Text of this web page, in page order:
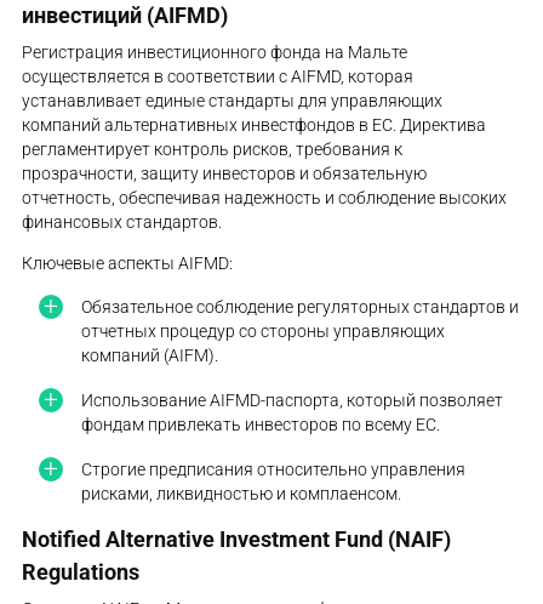
инвестиций (AIFMD)
Регистрация инвестиционного фонда на Мальте
осуществляется в соответствии с AIFMD, которая
устанавливает единые стандарты для управляющих
компаний альтернативных инвестфондов в ЕС. Директива
регламентирует контроль рисков, требования к
прозрачности, защиту инвесторов и обязательную
отчетность, обеспечивая надежность и соблюдение высоких
финансовых стандартов.
Ключевые аспекты AIFMD:
Обязательное соблюдение регуляторных стандартов и
отчетных процедур со стороны управляющих
компаний (AIFM).
Использование AIFMD-паспорта, который позволяет
фондам привлекать инвесторов по всему ЕС.
Строгие предписания относительно управления
рисками, ликвидностью и комплаенсом.
Notified Alternative Investment Fund (NAIF)
Regulations